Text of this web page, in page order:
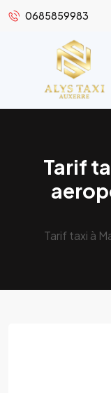
0685859983
Tarif
Tarif taxi à